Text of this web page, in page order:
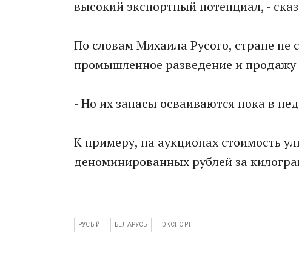
высокий экспортный потенциал, -
По словам Михаила Русого, стране не
промышленное разведение и продажу
- Но их запасы осваиваются пока в
К примеру, на аукционах стоимость
деноминированных рублей за
РУСЫЙ БЕЛАРУСЬ ЭКСПОРТ